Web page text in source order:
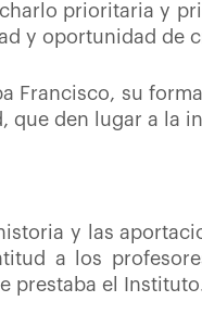
prioritaria y
y oportunidad de
Francisco, su
que den lugar a la
y las
a los
prestaba el